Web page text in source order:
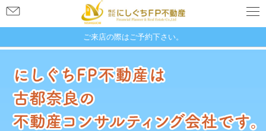
ご来店の際はご予約下さい。
新大宮グランドハイツ 507
合
わ
せ